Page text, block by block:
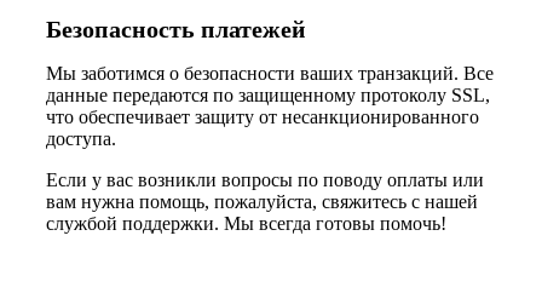
Безопасность платежей
Мы заботимся о безопасности ваших транзакций. Все
данные передаются по защищенному протоколу SSL,
что обеспечивает защиту от несанкционированного
доступа.
Если у вас возникли вопросы по поводу оплаты или
вам нужна помощь, пожалуйста, свяжитесь с нашей
службой поддержки. Мы всегда готовы помочь!